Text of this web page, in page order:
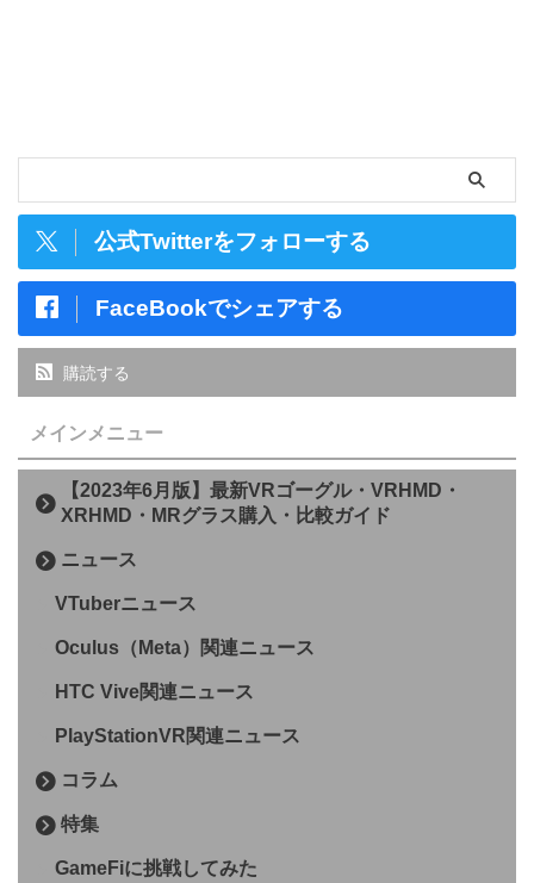
公式Twitterをフォローする
FaceBookでシェアする
購読する
メインメニュー
【2023年6月版】最新VRゴーグル・VRHMD・
XRHMD・MRグラス購入・比較ガイド
ニュース
VTuberニュース
Oculus（Meta）関連ニュース
HTC Vive関連ニュース
PlayStationVR関連ニュース
コラム
特集
GameFiに挑戦してみた